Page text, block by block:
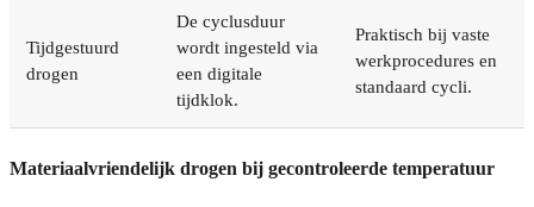
Tijdgestuurd
drogen
De cyclusduur
wordt ingesteld via
een digitale
tijdklok.
Praktisch bij vaste
werkprocedures en
standaard cycli.
Materiaalvriendelijk drogen bij gecontroleerde temperatuur